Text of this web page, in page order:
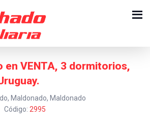
en VENTA, 3 dormitorios,
Maldonado, Maldonado
Código: 2995